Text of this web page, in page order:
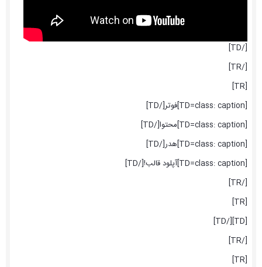
[/TD]
[/TR]
[TR]
[TD=class: caption]فوتر[/TD]
[TD=class: caption]محتوا[/TD]
[TD=class: caption]هدر[/TD]
[TD=class: caption]آپلود قالب![/TD]
[/TR]
[TR]
[TD][/TD]
[/TR]
[TR]